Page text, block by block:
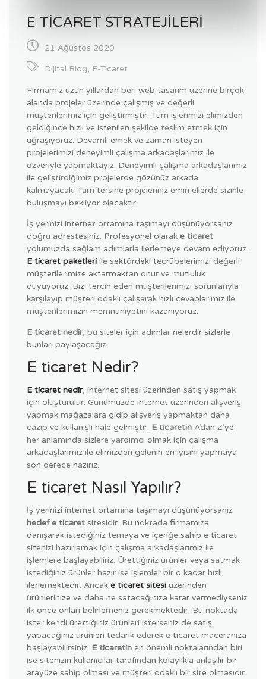
E TICARET STRATEJILERI
21 Ağustos 2020
Dijital Blog, E-Ticaret
Firmamız uzun yıllardan beri web tasarım üzerine birçok
alanda projeler üzerinde çalışmış ve değerli
müşterilerimiz için geliştirmiştir. Tüm işlerimizi elimizden
geldiğince hızlı ve istenilen şekilde teslim etmek için
uğraşıyoruz. Devamlı emek ve zaman isteyen
projelerimizi deneyimli çalışma arkadaşlarımız ile
özveriyle yapmaktayız. Deneyimli çalışma arkadaşlarımız
ile geliştirdiğimiz projelerde gözünüz arkada
kalmayacak. Tam tersine projeleriniz emin ellerde sizinle
buluşmayı bekliyor olacaktır.
İş yerinizi internet ortamına taşımayı düşünüyorsanız
doğru adrestesiniz. Profesyonel olarak e ticaret
yolumuzda sağlam adımlarla ilerlemeye devam ediyoruz.
E ticaret paketleri ile sektördeki tecrübelerimizi değerli
müşterilerimize aktarmaktan onur ve mutluluk
duyuyoruz. Bizi tercih eden müşterilerimizi sorunlarıyla
karşılayıp müşteri odaklı çalışarak hızlı cevaplarımız ile
müşterilerimizin memnuniyetini kazanıyoruz.
E ticaret nedir, bu siteler için adımlar nelerdir sizlerle
bunları paylaşacağız.
E ticaret Nedir?
E ticaret nedir, internet sitesi üzerinden satış yapmak
için oluşturulur. Günümüzde internet üzerinden alışveriş
yapmak mağazalara gidip alışveriş yapmaktan daha
cazip ve kullanışlı hale gelmiştir. E ticaretin A’dan Z’ye
her anlamında sizlere yardımcı olmak için çalışma
arkadaşlarımız ile elimizden gelenin en iyisini yapmaya
son derece hazırız.
E ticaret Nasıl Yapılır?
İş yerinizi internet ortamına taşımayı düşünüyorsanız
hedef e ticaret sitesidir. Bu noktada firmamıza
danışarak istediğiniz temaya ve içeriğe sahip e ticaret
sitenizi hazırlamak için çalışma arkadaşlarımız ile
işlemlere başlayabiliriz. Ürettiğiniz ürünler veya satmak
istediğiniz ürünler hazır ise işlemler bir o kadar hızlı
ilerlemektedir. Ancak e ticaret sitesi üzerinden
ürünlerinize ve daha ne satacağınıza karar vermediyseniz
ilk önce onları belirlemeniz gerekmektedir. Bu noktada
ister kendi ürettiğiniz ürünleri isterseniz de satış
yapacağınız ürünleri tedarik ederek e ticaret maceranıza
başlayabilirsiniz. E ticaretin en önemli noktalarından biri
ise sitenizin kullanıcılar tarafından kolaylıkla anlaşılır bir
arayüze sahip olması ve müşteri odaklı bir site olmasıdır.